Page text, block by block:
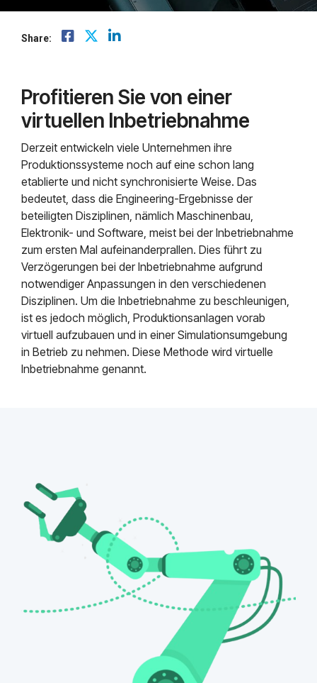
Mindsphere
Postfach.
Share:
Profitieren Sie von einer
virtuellen Inbetriebnahme
Derzeit entwickeln viele Unternehmen ihre
Produktionssysteme noch auf eine schon lang
etablierte und nicht synchronisierte Weise. Das
bedeutet, dass die Engineering-Ergebnisse der
beteiligten Disziplinen, nämlich Maschinenbau,
Elektronik- und Software, meist bei der Inbetriebnahme
zum ersten Mal aufeinanderprallen. Dies führt zu
Verzögerungen bei der Inbetriebnahme aufgrund
notwendiger Anpassungen in den verschiedenen
Disziplinen. Um die Inbetriebnahme zu beschleunigen,
ist es jedoch möglich, Produktionsanlagen vorab
virtuell aufzubauen und in einer Simulationsumgebung
in Betrieb zu nehmen. Diese Methode wird virtuelle
Inbetriebnahme genannt.